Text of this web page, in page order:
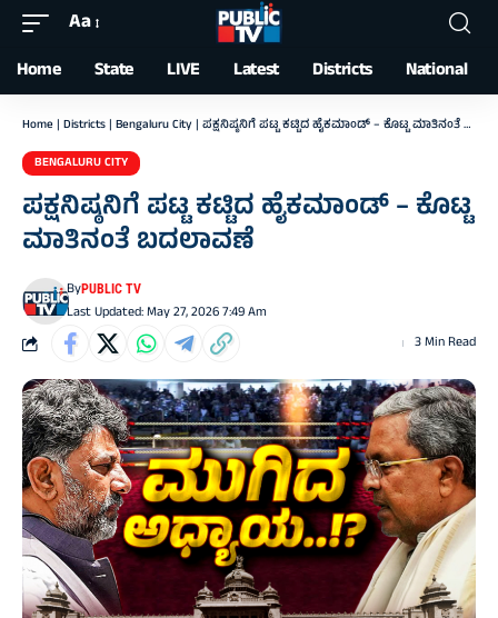
Font
Resizer
Aa
Home State LIVE Latest Districts National
Home | Districts | Bengaluru City | ಪಕ್ಷನಿಷ್ಠನಿಗೆ ಪಟ್ಟ ಕಟ್ಟಿದ ಹೈಕಮಾಂಡ್ – ಕೊಟ್ಟ ಮಾತಿನಂತೆ ಬದಲಾವಣೆ
BENGALURU CITY
ಪಕ್ಷನಿಷ್ಠನಿಗೆ ಪಟ್ಟ ಕಟ್ಟಿದ ಹೈಕಮಾಂಡ್ – ಕೊಟ್ಟ
ಮಾತಿನಂತೆ ಬದಲಾವಣೆ
Last Updated: May 27, 2026 7:49 Am
ByPUBLIC TV
3 Min Read